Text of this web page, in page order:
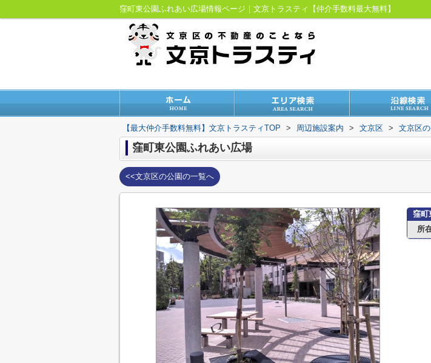
窪町東公園ふれあい広場情報ページ｜文京トラスティ【仲介手数料最大無料】
【最大仲介手数料無料】文京トラスティTOP > 周辺施設案内 > 文京区 > 文京区
窪町東公園ふれあい広場
<<文京区の公園の一覧へ
窪町
所